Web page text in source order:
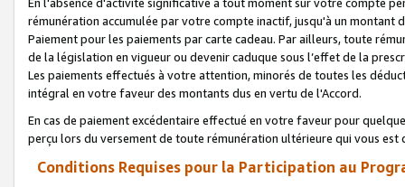
rémunération accumulée par votre compte inactif, jusqu'à un montant
Paiement pour les paiements par carte cadeau. Par ailleurs, toute
de la législation en vigueur ou devenir caduque sous l’effet de la
Les paiements effectués à votre attention, minorés de toutes les
intégral en votre faveur des montants dus en vertu de l'Accord.
En cas de paiement excédentaire effectué en votre faveur pour
perçu lors du versement de toute rémunération ultérieure qui vous est
Conditions Requises pour la Participation au